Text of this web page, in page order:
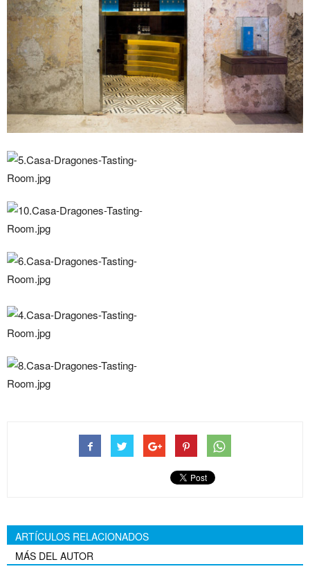
ARTÍCULOS RELACIONADOS
MÁS DEL AUTOR